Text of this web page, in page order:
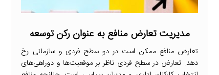
مدیریت تعارض منافع به عنوان رکن توسعه
تعارض منافع ممکن است در دو سطح فردی و سازمانی رخ
دهد. تعارض در سطح فردی ناظر بر موقعیت‌ها و دوراهی‌های